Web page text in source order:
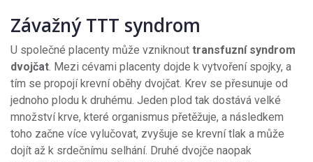
Závažný TTT syndrom
U společné placenty může vzniknout transfuzní syndrom
dvojčat. Mezi cévami placenty dojde k vytvoření spojky, a
tím se propojí krevní oběhy dvojčat. Krev se přesunuje od
jednoho plodu k druhému. Jeden plod tak dostává velké
množství krve, které organismus přetěžuje, a následkem
toho začne více vylučovat, zvyšuje se krevní tlak a může
dojít až k srdečnímu selhání. Druhé dvojče naopak